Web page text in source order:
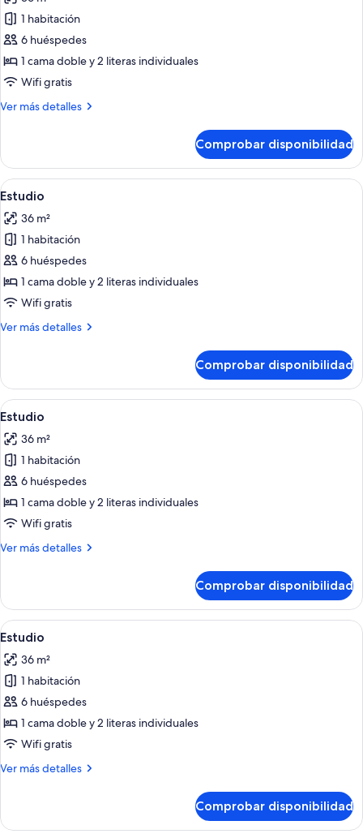
fotos
de
Estudio
1 habitación
6 huéspedes
1 cama doble y 2 literas individuales
Wifi gratis
Ver más detalles
Más
Comprobar disponibilidad
Abrir
todas
las
fotos
de
Estudio
Un dormitorio con literas, un
23
Estudio
36 m²
1 habitación
6 huéspedes
1 cama doble y 2 literas individuales
Wifi gratis
Ver más detalles
Más
Comprobar disponibilidad
Abrir
todas
las
fotos
de
Estudio
Un dormitorio con literas, una
32
Estudio
36 m²
1 habitación
6 huéspedes
1 cama doble y 2 literas individuales
Wifi gratis
Ver más detalles
Más
Comprobar disponibilidad
Abrir
todas
las
fotos
de
Estudio
Un dormitorio con literas, un
29
Estudio
36 m²
1 habitación
6 huéspedes
1 cama doble y 2 literas individuales
Wifi gratis
Ver más detalles
Más
Comprobar disponibilidad